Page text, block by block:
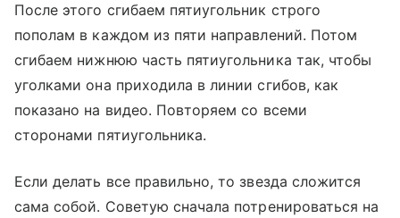
После этого сгибаем пятиугольник строго
пополам в каждом из пяти направлений. Потом
сгибаем нижнюю часть пятиугольника так, чтобы
уголками она приходила в линии сгибов, как
показано на видео. Повторяем со всеми
сторонами пятиугольника.
Если делать все правильно, то звезда сложится
сама собой. Советую сначала потренироваться на